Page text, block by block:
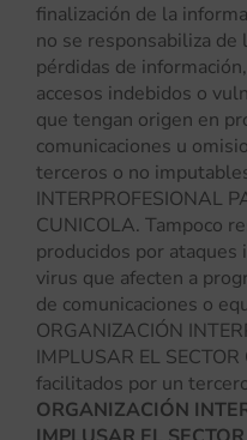
finalización de la
no se responsabiliza
pérdidas de
accesos indebidos o
que tengan origen en
comunicaciones u
terceros o no
INTERPROFESIONAL
CUNICOLA. Tampoco
producidos por ataques
virus que afecten a
de comunicaciones o
ORGANIZACIÓN
IMPLUSAR EL
facilitados por un
ORGANIZACIÓN